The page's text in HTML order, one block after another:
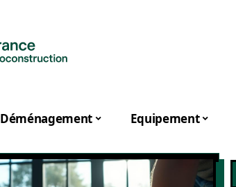
Déménagement Equipement